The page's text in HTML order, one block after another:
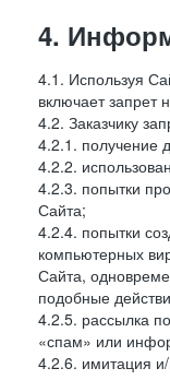
4.
4.1. Используя
включает запрет
4.2. Заказчику
4.2.1. получение
4.2.2.
4.2.3. попытки
Сайта;
4.2.4. попытки
компьютерных
Сайта,
подобные
4.2.5. рассылка
«спам» или
4.2.6. имитация